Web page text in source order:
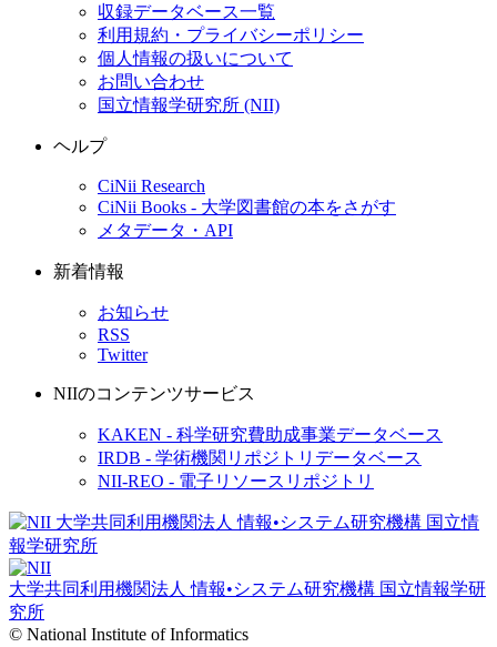
収録データベース一覧
利用規約・プライバシーポリシー
個人情報の扱いについて
お問い合わせ
国立情報学研究所 (NII)
ヘルプ
CiNii Research
CiNii Books - 大学図書館の本をさがす
メタデータ・API
新着情報
お知らせ
RSS
Twitter
NIIのコンテンツサービス
KAKEN - 科学研究費助成事業データベース
IRDB - 学術機関リポジトリデータベース
NII-REO - 電子リソースリポジトリ
大学共同利用機関法人 情報•システム研究機構 国立情報学研
究所
© National Institute of Informatics